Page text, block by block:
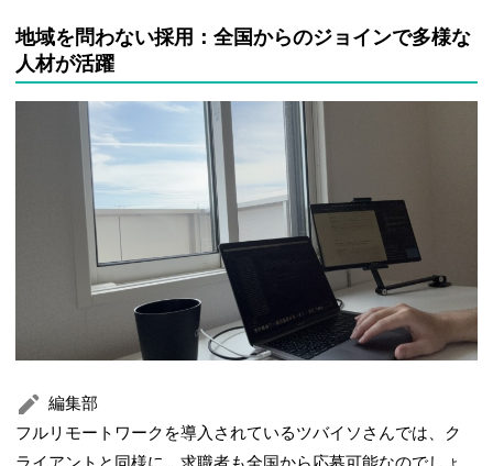
地域を問わない採用：全国からのジョインで多様な
人材が活躍
編集部
フルリモートワークを導入されているツバイソさんでは、ク